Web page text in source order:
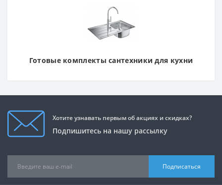
Готовые комплекты сантехники для кухни
Хотите узнавать первым об акциях и скидках?
Подпишитесь на нашу рассылку
Подписаться